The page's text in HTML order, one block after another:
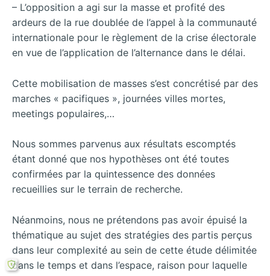
– L’opposition a agi sur la masse et profité des
ardeurs de la rue doublée de l’appel à la communauté
internationale pour le règlement de la crise électorale
en vue de l’application de l’alternance dans le délai.
Cette mobilisation de masses s’est concrétisé par des
marches « pacifiques », journées villes mortes,
meetings populaires,…
Nous sommes parvenus aux résultats escomptés
étant donné que nos hypothèses ont été toutes
confirmées par la quintessence des données
recueillies sur le terrain de recherche.
Néanmoins, nous ne prétendons pas avoir épuisé la
thématique au sujet des stratégies des partis perçus
dans leur complexité au sein de cette étude délimitée
dans le temps et dans l’espace, raison pour laquelle